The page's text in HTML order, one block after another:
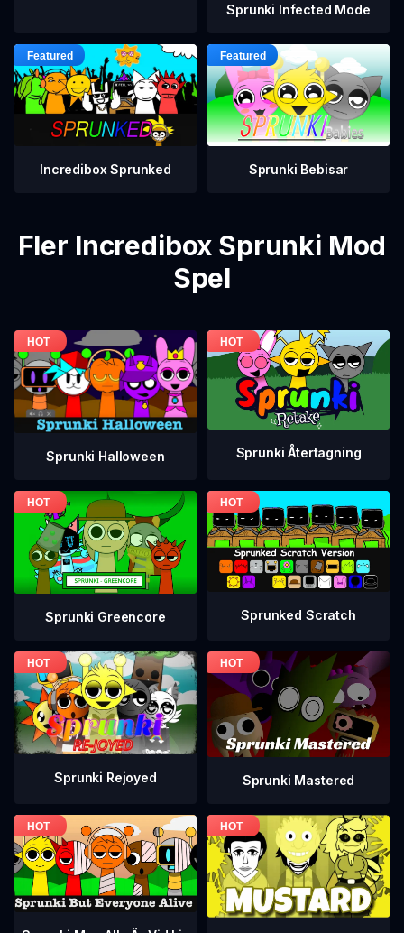
Sprunki Infected Mode
Incredibox Sprunked Sprunki Bebisar
Fler Incredibox Sprunki Mod
Spel
Sprunki Halloween Sprunki Återtagning
Sprunki Greencore Sprunked Scratch
Sprunki Rejoyed Sprunki Mastered